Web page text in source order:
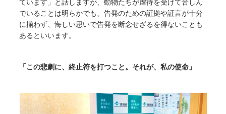
ています」と話しますが、動物たちが虐待を受けて苦しん
でいることは明らかでも、告発のための証拠や証言が十分
に揃わず、悔しい思いで告発を断念せざるを得ないことも
あるといいます。
「この悲劇に、終止符を打つこと。それが、私の使命」